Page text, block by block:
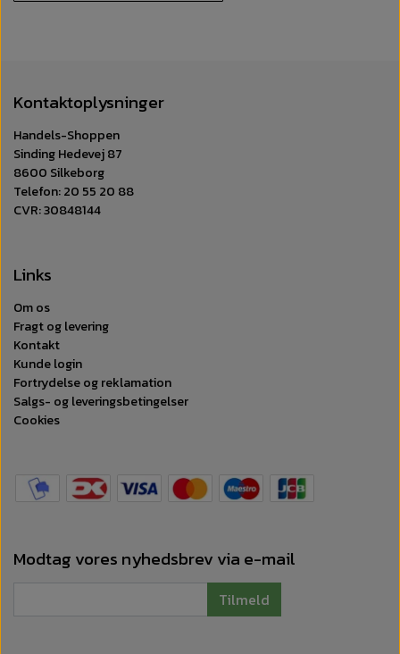
Kontaktoplysninger
Handels-Shoppen
Sinding Hedevej 87
8600 Silkeborg
Telefon: 20 55 20 88
CVR: 30848144
Links
Om os
Fragt og levering
Kontakt
Kunde login
Fortrydelse og reklamation
Salgs- og leveringsbetingelser
Cookies
Modtag vores nyhedsbrev via e-mail
Tilmeld